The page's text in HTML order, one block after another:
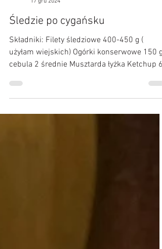
Kulinarne Przygody :)
17 gru 2024
Śledzie po cygańsku
Składniki: Filety śledziowe 400-450 g (
cebula 2 średnie Musztarda łyżka Ketchup 6
pełnych...